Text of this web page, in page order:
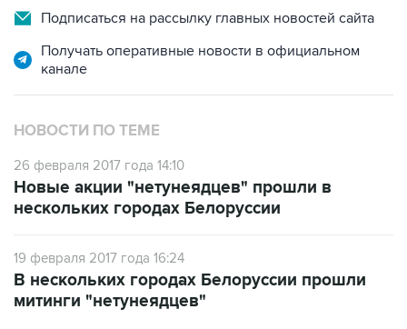
Получать оперативные новости в официальном
НОВОСТИ ПО ТЕМЕ
26 февраля 2017 года 14:10
нескольких городах Белоруссии
19 февраля 2017 года 16:24
митинги "нетунеядцев"